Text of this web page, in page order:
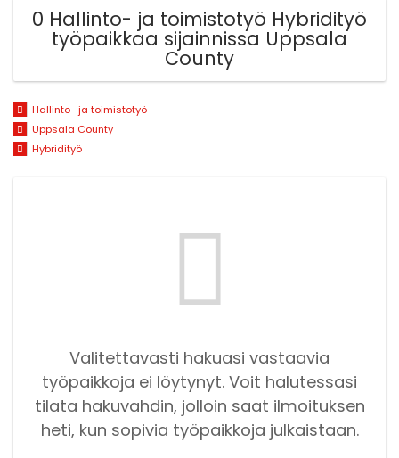
0 Hallinto- ja toimistotyö Hybridityö
työpaikkaa sijainnissa Uppsala
County
Hallinto- ja toimistotyö
Uppsala County
Hybridityö
Valitettavasti hakuasi vastaavia
työpaikkoja ei löytynyt. Voit halutessasi
tilata hakuvahdin, jolloin saat ilmoituksen
heti, kun sopivia työpaikkoja julkaistaan.